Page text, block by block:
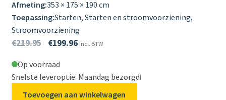
Afmeting:353 × 175 × 190 cm
Toepassing:Starten, Starten en stroomvoorziening,
Stroomvoorziening
€219.95 €199.96 Incl. BTW
Op voorraad
Snelste leveroptie: Maandag bezorgdℹ️
Toevoegen aan winkelwagen